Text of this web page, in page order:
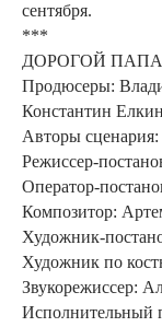
сентября.
***
ДОРОГОЙ ПАПА
Продюсеры:
Константин Елкин
Авторы
Режиссер-
Оператор-
Композитор:
Художник-
Художник по
Звукорежиссер:
Исполнительный